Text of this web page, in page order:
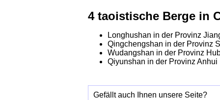
4 taoistische Berge in
Longhushan in der Provinz
Qingchengshan in der Provinz
Wudangshan in der Provinz
Qiyunshan in der Provinz Anhui
Gefällt auch Ihnen unsere Seite?